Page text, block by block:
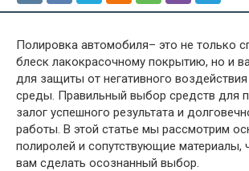
Полировка автомобиля– это не только
блеск лакокрасочному покрытию, но и
для защиты от негативного
среды. Правильный выбор средств для
залог успешного результата и
работы. В этой статье мы рассмотрим
полиролей и сопутствующие материалы,
вам сделать осознанный выбор.